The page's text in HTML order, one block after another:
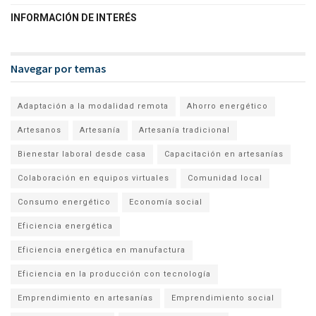
INFORMACIÓN DE INTERÉS
Navegar por temas
Adaptación a la modalidad remota Ahorro energético
Artesanos Artesanía Artesanía tradicional
Bienestar laboral desde casa Capacitación en artesanías
Colaboración en equipos virtuales Comunidad local
Consumo energético Economía social
Eficiencia energética
Eficiencia energética en manufactura
Eficiencia en la producción con tecnología
Emprendimiento en artesanías Emprendimiento social